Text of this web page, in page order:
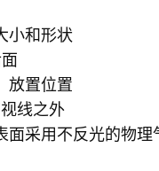
小和形状
置位置
线之外
采用不反光的物